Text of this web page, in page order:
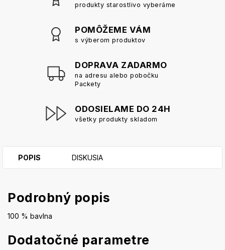
produkty starostlivo vyberáme
POMÔŽEME VÁM
s výberom produktov
DOPRAVA ZADARMO
na adresu alebo pobočku
Packety
ODOSIELAME DO 24H
všetky produkty skladom
POPIS DISKUSIA
Podrobný popis
100 % bavlna
Dodatočné parametre